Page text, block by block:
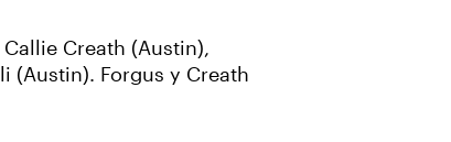
Creath (Austin),
(Austin). Forgus y Creath